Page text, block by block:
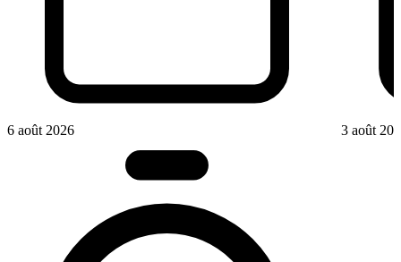
6 août 2026 3 août